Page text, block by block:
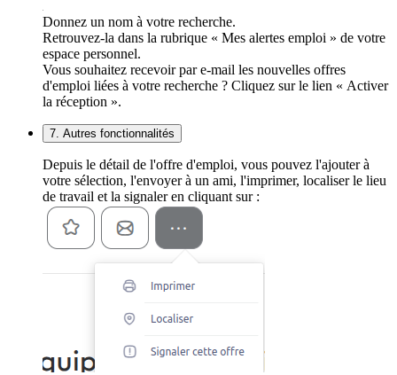
Donnez un nom à votre recherche.
Retrouvez-la dans la rubrique « Mes alertes emploi » de votre
espace personnel.
Vous souhaitez recevoir par e-mail les nouvelles offres
d'emploi liées à votre recherche ? Cliquez sur le lien « Activer
la réception ».
7. Autres fonctionnalités
Depuis le détail de l'offre d'emploi, vous pouvez l'ajouter à
votre sélection, l'envoyer à un ami, l'imprimer, localiser le lieu
de travail et la signaler en cliquant sur :